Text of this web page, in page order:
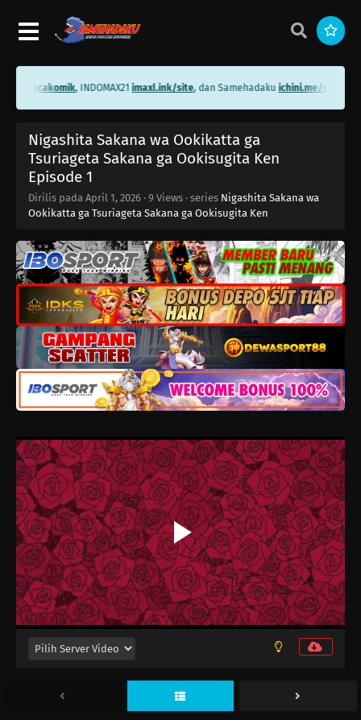
bacakomik, INDOMAX21imaxl.ink/site, dan Samehadakuichini.me/
Nigashita Sakana wa Ookikatta ga
Tsuriageta Sakana ga Ookisugita Ken
Episode 1
Dirilis pada April 1, 2026 · 9 Views · series Nigashita Sakana wa
Ookikatta ga Tsuriageta Sakana ga Ookisugita Ken
Nigashita Sakana wa Ookikatta ga
Episode 12
Eps 12 - Juni 16, 2026
Nigashita Sakana wa Ookikatta ga
Tsuriageta Sakana ga Ookisugita Ken
Episode 11
Eps 11 - Juni 9, 2026
Nigashita Sakana wa Ookikatta ga
Tsuriageta Sakana ga Ookisugita Ken
Episode 10
Eps 10 - Juni 2, 2026
Nigashita Sakana wa Ookikatta ga
Tsuriageta Sakana ga Ookisugita Ken
Eps 9 - Mei 26, 2026